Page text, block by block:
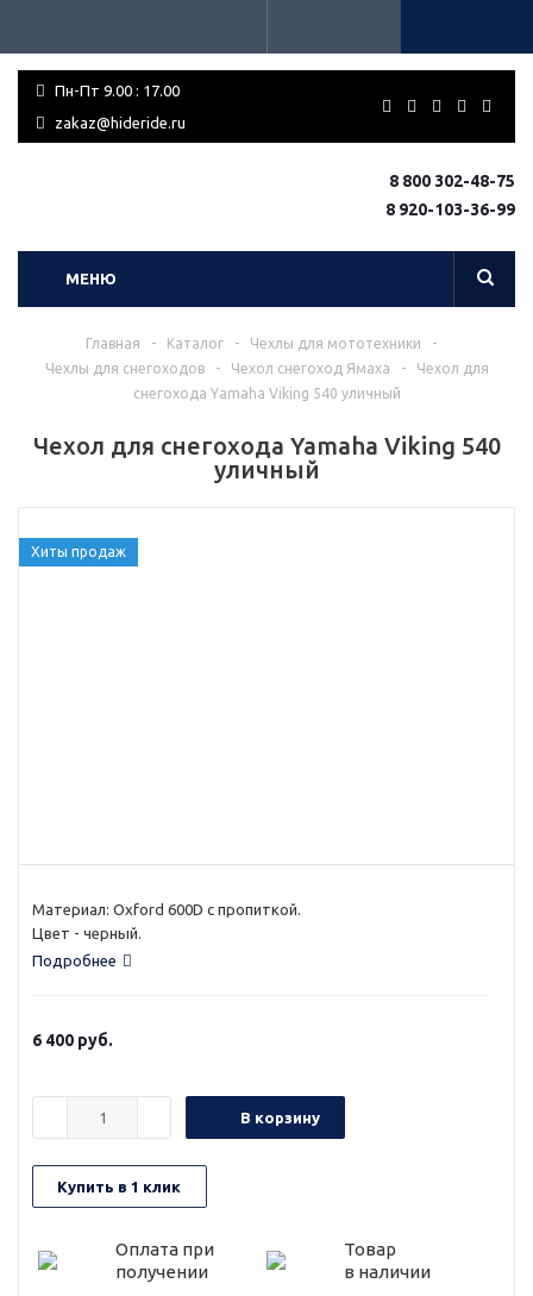
Пн-Пт 9.00 : 17.00
zakaz@hideride.ru
8 800 302-48-75
8 920-103-36-99
МЕНЮ
Главная - Каталог - Чехлы для мототехники
-
Чехлы для снегоходов
- Чехол снегоход Ямаха -
Чехол для
снегохода Yamaha Viking 540 уличный
Чехол для снегохода Yamaha Viking 540
уличный
Хиты продаж
Материал: Oxford 600D с пропиткой.
Цвет - черный.
Подробнее
6 400 руб.
В корзину
Купить в 1 клик
Оплата при
получении
Товар
в наличии